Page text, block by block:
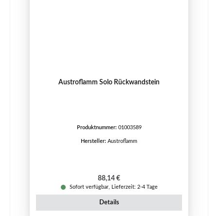
Austroflamm Solo Rückwandstein
Produktnummer: 01003589
Hersteller: Austroflamm
Regulärer Preis:
88,14 €
Sofort verfügbar, Lieferzeit: 2-4 Tage
Details